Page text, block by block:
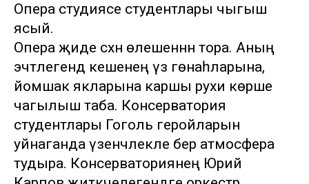
Опера студиясе студентлары чыгыш
ясый.
Опера җиде сәхнә өлешеннән тора. Аның
эчтәлегендә кешенең үз гөнаһларына,
йомшак якларына каршы рухи көрәше
чагылыш таба. Консерватория
студентлары Гоголь геройларын
уйнаганда үзенчәлекле бер атмосфера
тудыра. Консерваториянең Юрий